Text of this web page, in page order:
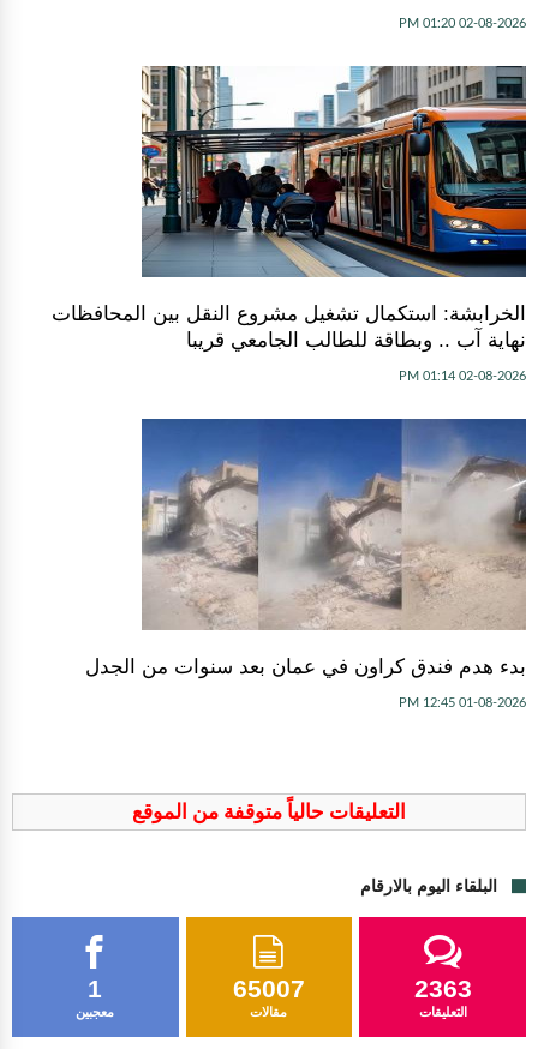
02-08-2026 01:20 PM
الخرابشة: استكمال تشغيل مشروع النقل بين المحافظات
نهاية آب .. وبطاقة للطالب الجامعي قريبا
02-08-2026 01:14 PM
بدء هدم فندق كراون في عمان بعد سنوات من الجدل
01-08-2026 12:45 PM
التعليقات حالياً متوقفة من الموقع
البلقاء اليوم بالارقام
1
معجبين
65007
مقالات
2363
التعليقات